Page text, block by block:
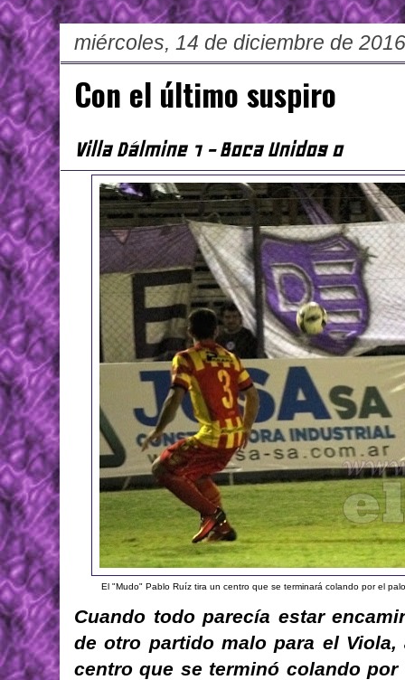
miércoles, 14 de diciembre de 2016
Con el último suspiro
Villa Dálmine 1 - Boca Unidos 0
El "Mudo" Pablo Ruíz tira un centro que se terminará colando por el
Cuando todo parecía estar
de otro partido malo para el
centro que se terminó colando